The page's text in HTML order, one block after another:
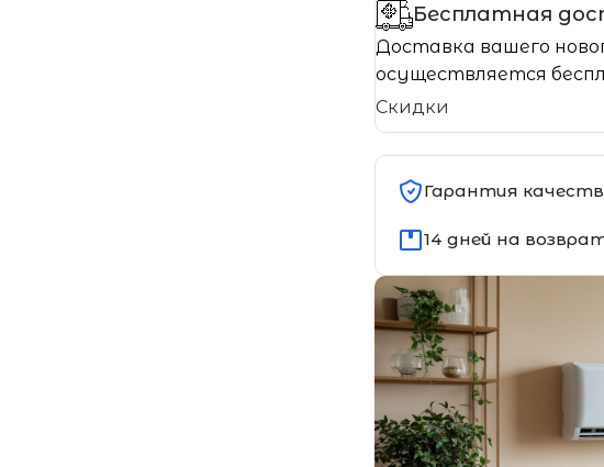
Бесплатная
Доставка вашего
осуществляется
Скидки
Гарантия
14 дней на